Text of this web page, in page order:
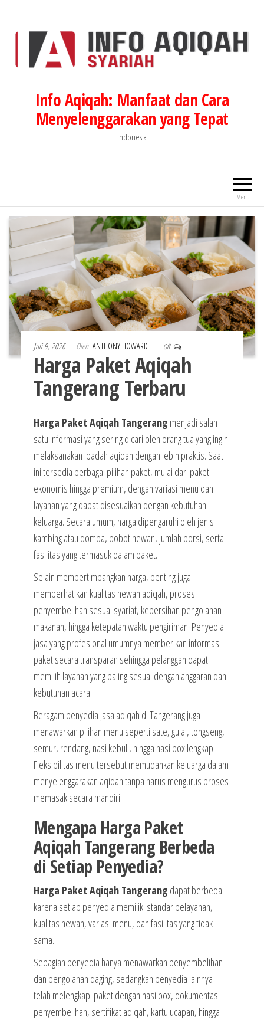
Info Aqiqah: Manfaat dan Cara
Menyelenggarakan yang Tepat
Indonesia
Menu
Juli 9, 2026 Oleh ANTHONY HOWARD Off
Harga Paket Aqiqah
Tangerang Terbaru
Harga Paket Aqiqah Tangerang menjadi salah
satu informasi yang sering dicari oleh orang tua yang ingin
melaksanakan ibadah aqiqah dengan lebih praktis. Saat
ini tersedia berbagai pilihan paket, mulai dari paket
ekonomis hingga premium, dengan variasi menu dan
layanan yang dapat disesuaikan dengan kebutuhan
keluarga. Secara umum, harga dipengaruhi oleh jenis
kambing atau domba, bobot hewan, jumlah porsi, serta
fasilitas yang termasuk dalam paket.
Selain mempertimbangkan harga, penting juga
memperhatikan kualitas hewan aqiqah, proses
penyembelihan sesuai syariat, kebersihan pengolahan
makanan, hingga ketepatan waktu pengiriman. Penyedia
jasa yang profesional umumnya memberikan informasi
paket secara transparan sehingga pelanggan dapat
memilih layanan yang paling sesuai dengan anggaran dan
kebutuhan acara.
Beragam penyedia jasa aqiqah di Tangerang juga
menawarkan pilihan menu seperti sate, gulai, tongseng,
semur, rendang, nasi kebuli, hingga nasi box lengkap.
Fleksibilitas menu tersebut memudahkan keluarga dalam
menyelenggarakan aqiqah tanpa harus mengurus proses
memasak secara mandiri.
Mengapa Harga Paket
Aqiqah Tangerang Berbeda
di Setiap Penyedia?
Harga Paket Aqiqah Tangerang dapat berbeda
karena setiap penyedia memiliki standar pelayanan,
kualitas hewan, variasi menu, dan fasilitas yang tidak
sama.
Sebagian penyedia hanya menawarkan penyembelihan
dan pengolahan daging, sedangkan penyedia lainnya
telah melengkapi paket dengan nasi box, dokumentasi
penyembelihan, sertifikat aqiqah, kartu ucapan, hingga